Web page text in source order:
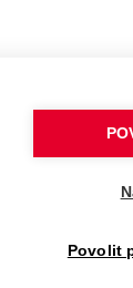
Povolit